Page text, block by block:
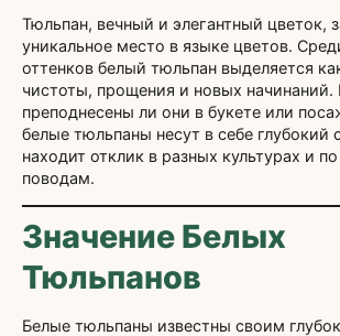
Тюльпан, вечный и элегантный цветок,
уникальное место в языке цветов.
оттенков белый тюльпан выделяется
чистоты, прощения и новых
преподнесены ли они в букете или
белые тюльпаны несут в себе глубокий
находит отклик в разных культурах и
поводам.
Значение Белых
Тюльпанов
Белые тюльпаны известны своим